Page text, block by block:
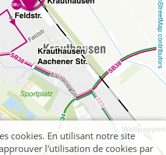
OpenStreetMap contributors
cookies. En utilisant notre site
l'utilisation de cookies par